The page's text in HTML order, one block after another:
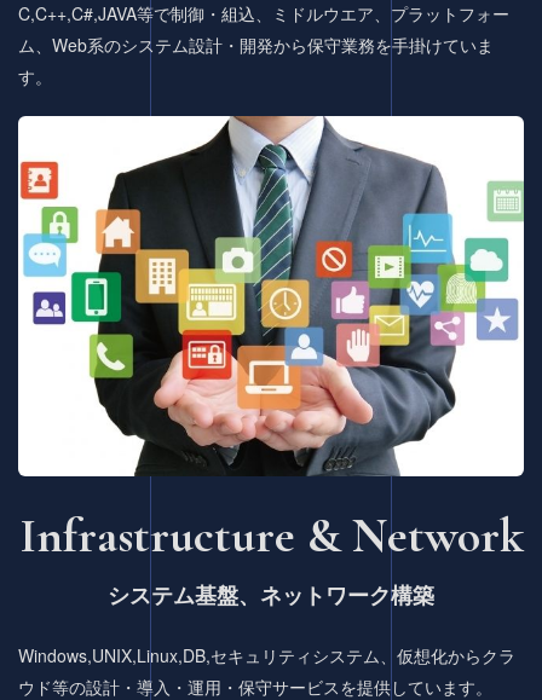
C,C++,C#,JAVA等で制御・組込、ミドルウエア、プラットフォー
ム、Web系のシステム設計・開発から保守業務を手掛けていま
す。
Infrastructure &Network
システム基盤、ネットワーク構築
Windows,UNIX,Linux,DB,セキュリティシステム、仮想化からクラ
ウド等の設計・導入・運用・保守サービスを提供しています。